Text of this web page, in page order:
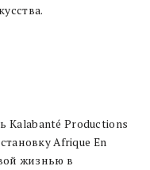
Productions
Afrique En
жизнью в